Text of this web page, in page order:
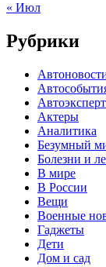
« Июл
Рубрики
Автоэксперт
Актеры
Аналитика
Безумный
Болезни и
В мире
В России
Вещи
Военные
Гаджеты
Дети
Дом и сад